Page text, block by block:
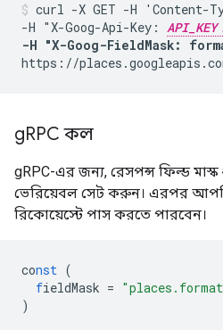
curl -X GET -H
-H "X-Goog-Api-Key: API_KEY
-H "X-Goog-FieldMask:
https://places.googleapis.com/
gRPC কল
gRPC-এর জন্য, রেসপন্স ফিল্ড
ভেরিয়েবল সেট করুন। এরপর
রিকোয়েস্টে পাস করতে পারবেন।
const (
fieldMask =
)